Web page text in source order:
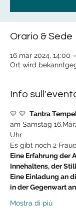
Orario & Sede
16 mar 2024, 14:00
Ort wird
Info
💛 💛 Tantra
am Samstag
Uhr
Es gibt noch 2
Eine Erfahrung der
Innehaltens, der
Eine Einladung an
in der Gegenwart
Mostra di più